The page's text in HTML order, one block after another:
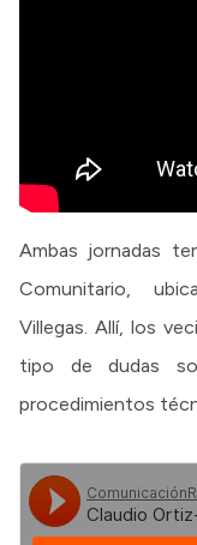
Ambas jornadas
Comunitario,
Villegas. Allí, los
tipo de dudas
procedimientos